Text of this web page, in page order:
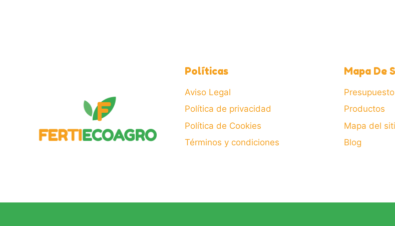
Políticas
Aviso Legal
Política de privacidad
Política de Cookies
Términos y condiciones
Mapa De
Presupuesto
Productos
Mapa del
Blog